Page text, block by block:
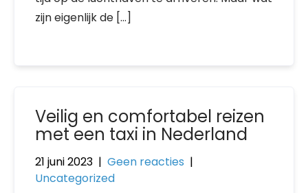
zijn eigenlijk de […]
Veilig en comfortabel reizen
met een taxi in Nederland
21 juni 2023 | Geen reacties |
Uncategorized